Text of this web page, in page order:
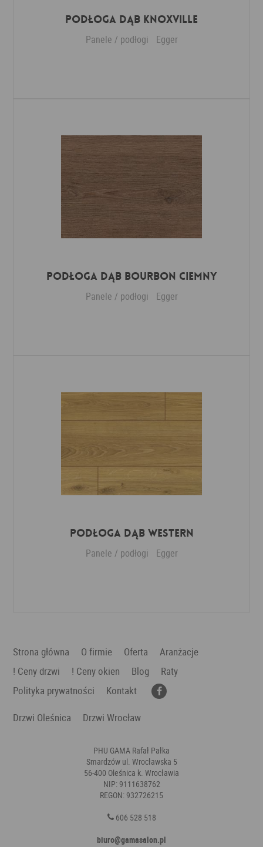
Podłoga Dąb Knoxville
Panele / podłogi Egger
Podłoga Dąb Bourbon ciemny
Panele / podłogi Egger
Podłoga Dąb Western
Panele / podłogi Egger
Strona główna O firmie Oferta
Aranżacje
! Ceny drzwi
! Ceny okien Blog
Raty
Polityka prywatności
Kontakt
Drzwi Oleśnica
Drzwi Wrocław
PHU GAMA Rafał Pałka
Smardzów ul. Wrocławska 5
56-400 Oleśnica k. Wrocławia
NIP: 9111638762
REGON: 932726215
606 528 518
biuro@gamasalon.pl